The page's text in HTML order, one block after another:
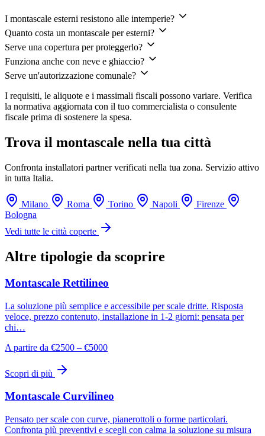
I montascale esterni resistono alle intemperie?
Quanto costa un montascale per esterni?
Serve una copertura per proteggerlo?
Funziona anche con neve e ghiaccio?
Serve un'autorizzazione comunale?
I requisiti, le aliquote e i massimali fiscali possono variare. Verifica
la normativa aggiornata con il tuo commercialista o consulente
fiscale prima di sostenere la spesa.
Trova il montascale nella tua città
Confronta installatori partner verificati nella tua zona. Servizio attivo
in tutta Italia.
Milano Roma Torino Napoli
Firenze
Bologna
Vedi tutte le città coperte
Altre tipologie da scoprire
Montascale Rettilineo
La soluzione più semplice e accessibile per scale dritte. Risposta
veloce, prezzo contenuto, installazione in 1-2 giorni: pensata per
chi…
A partire da €2500 – €5000
Scopri di più
Montascale Curvilineo
Pensato per scale con curve, pianerottoli o forme particolari.
Confronta più preventivi e scegli con calma la soluzione su misura